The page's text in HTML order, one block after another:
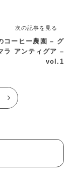
次の記事を見る
コーヒー農園 – グ
ラ アンティグア –
vol.1